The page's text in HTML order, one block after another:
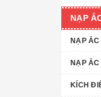
NẠP
NẠP
NẠP
KÍCH